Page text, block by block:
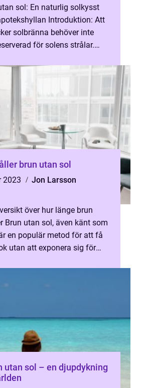
sol: En naturlig solkysst
Introduktion: Att
solbränna behöver inte
för solens strålar.
brun utan sol
2023
Jon Larsson
över hur länge brun
Brun utan sol, även känt som
en populär metod för att få
utan att exponera sig för
utan sol – en djupdykning